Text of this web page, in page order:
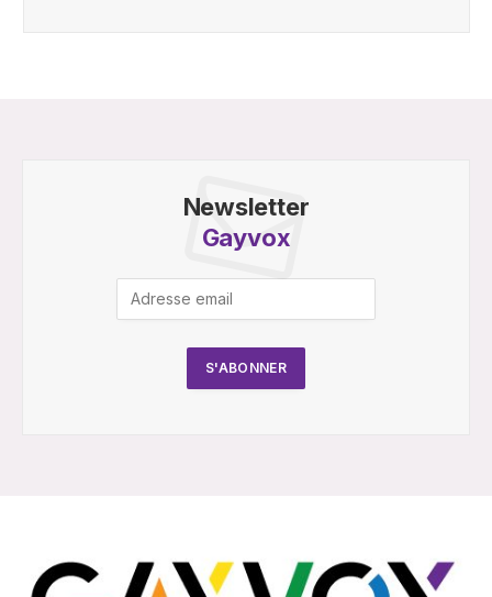
Newsletter
Gayvox